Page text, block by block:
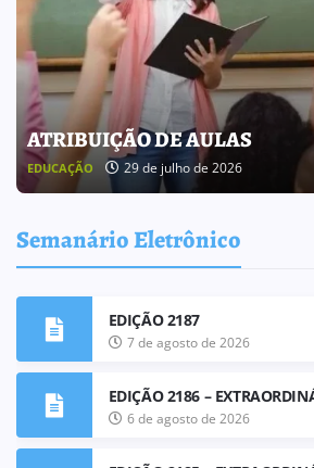
BOLETIM INFORMATIVO 238
BOLETIM INFORMATIVO 25 de julho de 2026
Semanário Eletrônico
EDIÇÃO 2187
7 de agosto de 2026
EDIÇÃO 2186 –
6 de agosto de 2026